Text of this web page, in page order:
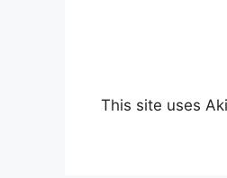
This site uses